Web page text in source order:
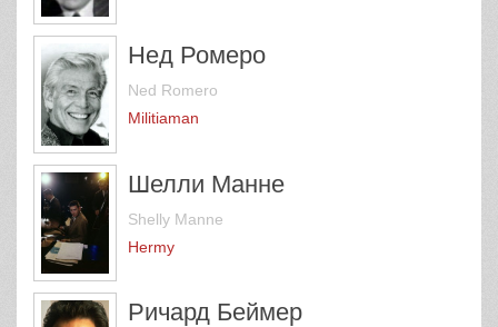
Нед Ромеро
Ned Romero
Militiaman
Шелли Манне
Shelly Manne
Hermy
Ричард Беймер